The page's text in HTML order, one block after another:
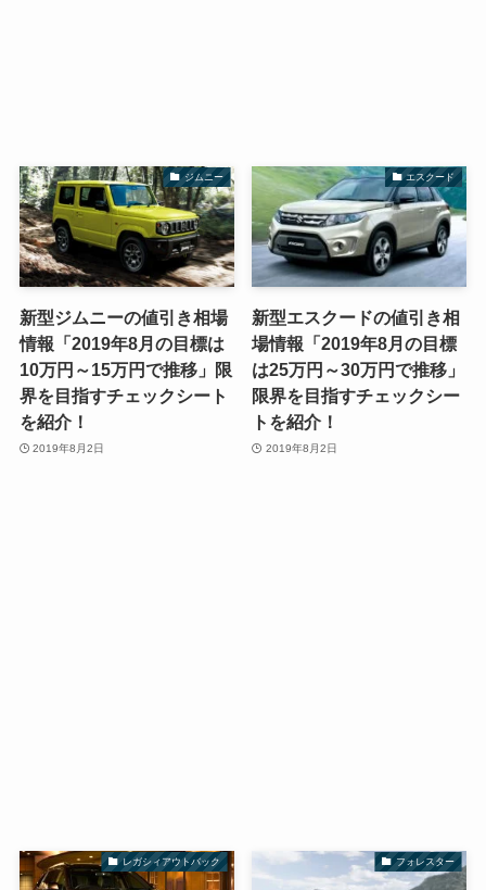
ジムニー
新型ジムニーの値引き相場
情報「2019年8月の目標は
10万円～15万円で推移」限
界を目指すチェックシート
を紹介！
2019年8月2日
エスクード
新型エスクードの値引き相
場情報「2019年8月の目標
は25万円～30万円で推移」
限界を目指すチェックシー
トを紹介！
2019年8月2日
レガシィアウトバック フォレスター